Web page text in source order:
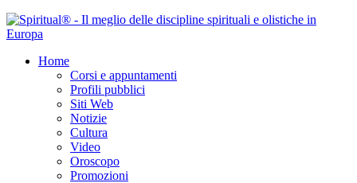
Home
Corsi e appuntamenti
Profili pubblici
Siti Web
Notizie
Cultura
Video
Oroscopo
Promozioni